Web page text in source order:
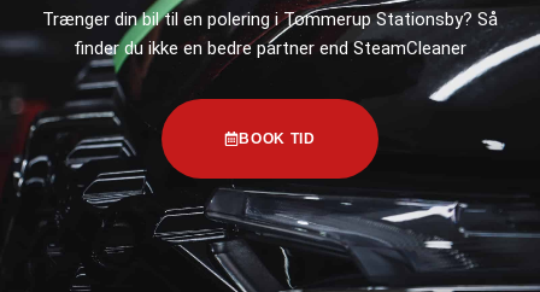
Trænger din bil til en polering i Tommerup Stationsby? Så
finder du ikke en bedre partner end SteamCleaner
BOOK TID